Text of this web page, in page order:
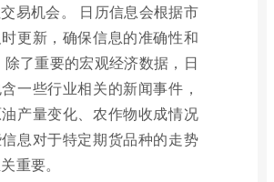
易机会。 日历信息会根据市
更新，确保信息的准确性和
除了重要的宏观经济数据，日
一些行业相关的新闻事件，
产量变化、农作物收成情况
息对于特定期货品种的走势
重要。